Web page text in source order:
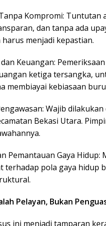
Kompromi:
dan tanpa ada
menjadi kepastian.
dan Keuangan:
ketiga tersangka,
membiayai kebiasaan
Wajib
Bekasi Utara.
Pemantauan Gaya
terhadap pola gaya hidup
Pelayan, Bukan
ini menjadi tamparan